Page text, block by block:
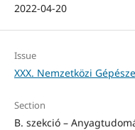
2022-04-20
Issue
XXX. Nemzetközi
Section
B. szekció –